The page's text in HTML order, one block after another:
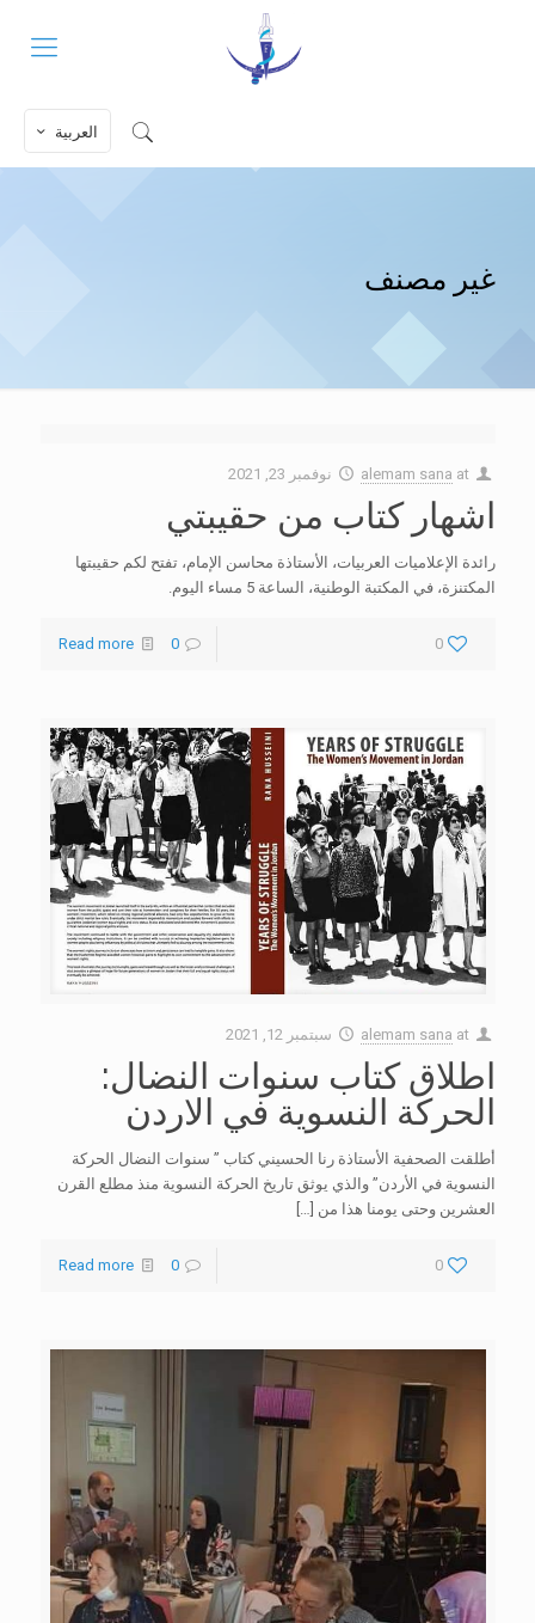
العربية
غير مصنف
alemam sana at نوفمبر 23, 2021
اشهار كتاب من حقيبتي
رائدة الإعلاميات العربيات، الأستاذة محاسن الإمام، تفتح لكم حقيبتها
المكتنزة، في المكتبة الوطنية، الساعة 5 مساء اليوم.
0
0
Read more
alemam sana at سبتمبر 12, 2021
اطلاق كتاب سنوات النضال:
الحركة النسوية في الاردن
أطلقت الصحفية الأستاذة رنا الحسيني كتاب ” سنوات النضال الحركة
النسوية في الأردن” والذي يوثق تاريخ الحركة النسوية منذ مطلع القرن
العشرين وحتى يومنا هذا من […]
0
0
Read more